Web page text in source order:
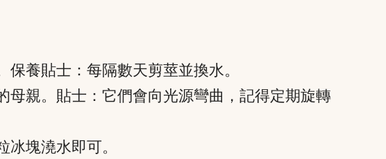
養貼士：每隔數天剪莖並換水。
親。貼士：它們會向光源彎曲，記得定期旋轉
塊澆水即可。